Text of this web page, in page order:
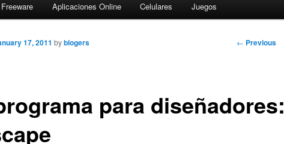
Freeware Aplicaciones Online Celulares Juegos
Post
← Previous
para diseñadores:
17, 2011 byblogers